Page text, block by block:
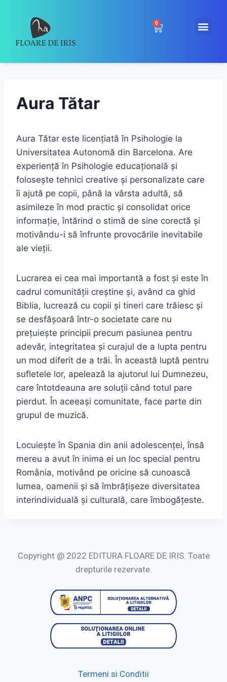
0
Aura Tătar
Aura Tătar este licențiată în Psihologie la
Universitatea Autonomă din Barcelona. Are
experiență în Psihologie educațională și
folosește tehnici creative și personalizate care
îi ajută pe copii, până la vârsta adultă, să
asimileze în mod practic și consolidat orice
informație, întărind o stimă de sine corectă și
motivându-i să înfrunte provocările inevitabile
ale vieții.
Lucrarea ei cea mai importantă a fost și este în
cadrul comunității creștine și, având ca ghid
Biblia, lucrează cu copii și tineri care trăiesc și
se desfășoară într-o societate care nu
prețuiește principii precum pasiunea pentru
adevăr, integritatea și curajul de a lupta pentru
un mod diferit de a trăi. În această luptă pentru
sufletele lor, apelează la ajutorul lui Dumnezeu,
care întotdeauna are soluții când totul pare
pierdut. În aceeași comunitate, face parte din
grupul de muzică.
Locuiește în Spania din anii adolescenței, însă
mereu a avut în inima ei un loc special pentru
România, motivând pe oricine să cunoască
lumea, oamenii și să îmbrățișeze diversitatea
interindividuală și culturală, care îmbogățeste.
Copyright @ 2022 EDITURA FLOARE DE IRIS. Toate
drepturile rezervate.
Termeni si Conditii